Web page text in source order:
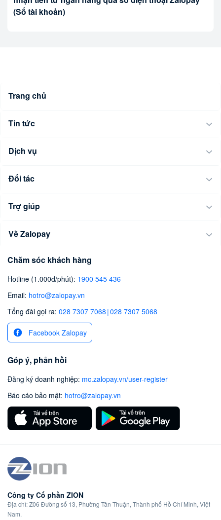
(Số tài khoản)
Trang chủ
Tin tức
Dịch vụ
Đối tác
Trợ giúp
Về Zalopay
Chăm sóc khách hàng
Hotline (1.000đ/phút): 1900 545 436
Email: hotro@zalopay.vn
Tổng đài gọi ra: 028 7307 7068 |028 7307 5068
Facebook Zalopay
Góp ý, phản hồi
Đăng ký doanh nghiệp: mc.zalopay.vn/user-register
Báo cáo bảo mật: hotro@zalopay.vn
Công ty Cổ phần ZION
Địa chỉ: Z06 Đường số 13, Phường Tân Thuận, Thành phố Hồ Chí Minh, Việt
Nam.